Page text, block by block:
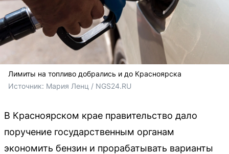
Лимиты на топливо добрались и до Красноярска
Источник: Мария Ленц / NGS24.RU
В Красноярском крае правительство дало
поручение государственным органам
экономить бензин и прорабатывать варианты